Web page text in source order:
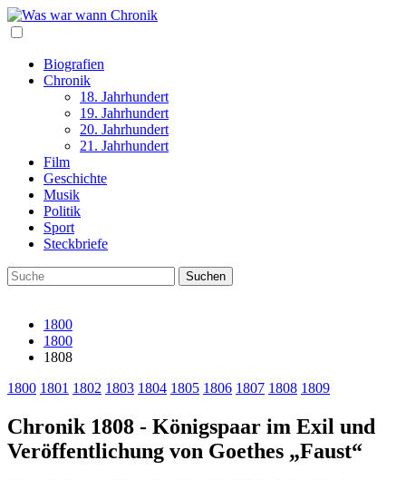
Biografien
Chronik
18. Jahrhundert
19. Jahrhundert
20. Jahrhundert
21. Jahrhundert
Film
Geschichte
Musik
Politik
Sport
Steckbriefe
1800
1800
1808
1800 1801 1802 1803 1804 1805 1806 1807 1808 1809
Chronik 1808 - Königspaar im Exil und
Veröffentlichung von Goethes „Faust“